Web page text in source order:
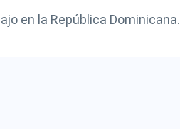
en la República Dominicana.